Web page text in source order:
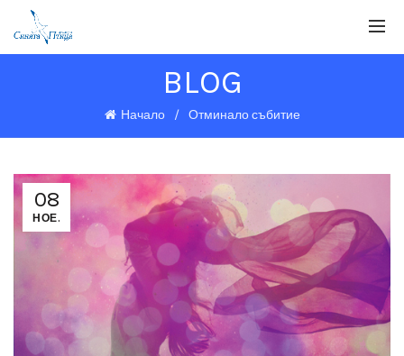
BLOG
Начало Отминало събитие
08
НОЕ.